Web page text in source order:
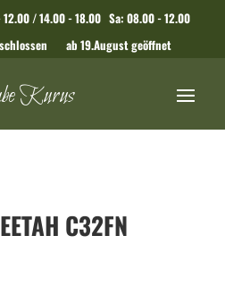
/ 14.00 - 18.00 Sa: 08.00 - 12.00
ab 19.August geöffnet
Kurus
C32FN